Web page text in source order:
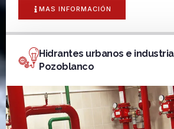
MAS INFORMACIÓN
Hidrantes urbanos e
Pozoblanco